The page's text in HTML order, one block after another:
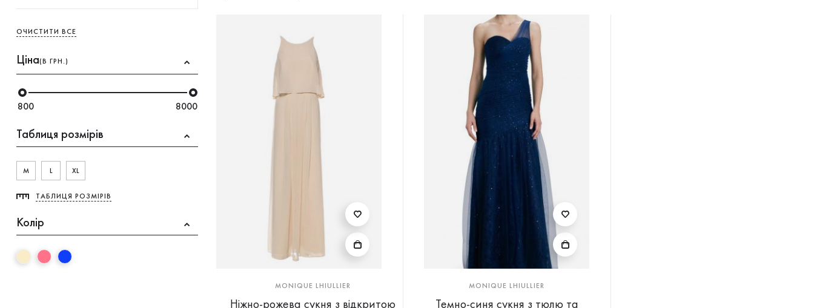
ОЧИСТИТИ ВСЕ
Ціна(В ГРН.)
800 8000
Таблиця розмірів
M L XL
ТАБЛИЦЯ РОЗМІРІВ
Колір
MONIQUE LHIULLIER
Ніжно-рожева сукня з відкритою
MONIQUE LHIULLIER
Темно-синя сукня з тюлю та